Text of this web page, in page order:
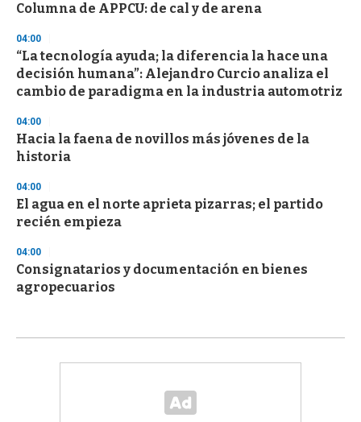
Columna de APPCU: de cal y de arena
04:00
“La tecnología ayuda; la diferencia la hace una
decisión humana”: Alejandro Curcio analiza el
cambio de paradigma en la industria automotriz
04:00
Hacia la faena de novillos más jóvenes de la
historia
04:00
El agua en el norte aprieta pizarras; el partido
recién empieza
04:00
Consignatarios y documentación en bienes
agropecuarios